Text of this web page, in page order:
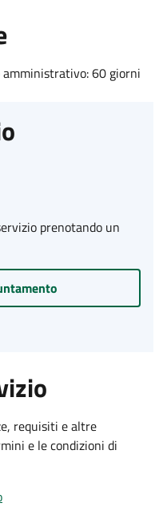
amministrativo: 60 giorni
prenotando un
requisiti e altre
e le condizioni di